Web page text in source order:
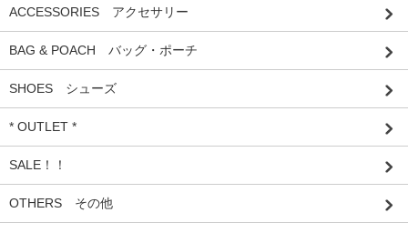
ACCESSORIES アクセサリー
BAG & POACH バッグ・ポーチ
SHOES シューズ
* OUTLET *
SALE！！
OTHERS その他